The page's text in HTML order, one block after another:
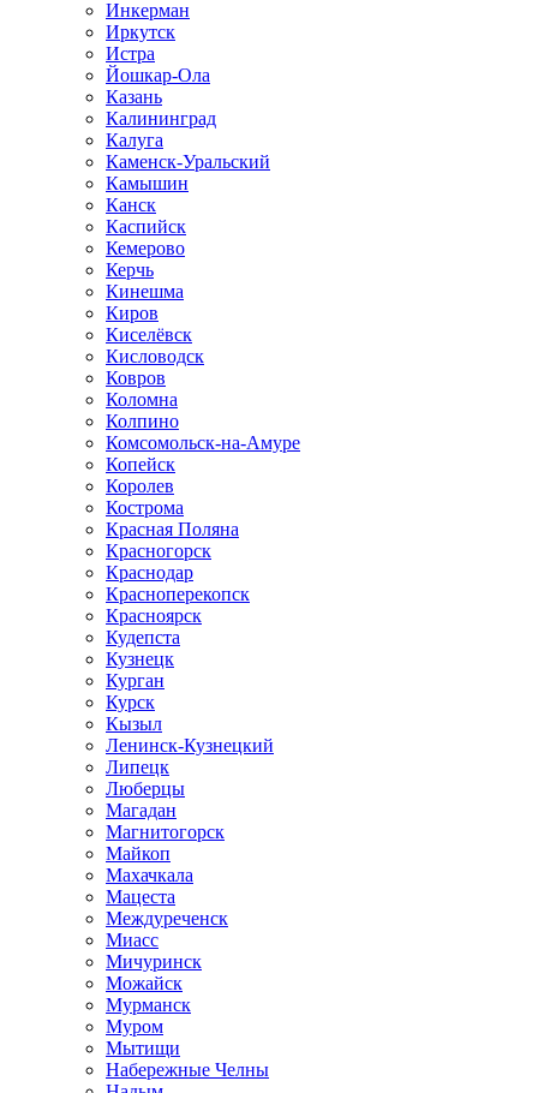
Инкерман
Иркутск
Истра
Йошкар-Ола
Казань
Калининград
Калуга
Каменск-Уральский
Камышин
Канск
Каспийск
Кемерово
Керчь
Кинешма
Киров
Киселёвск
Кисловодск
Ковров
Коломна
Колпино
Комсомольск-на-Амуре
Копейск
Королев
Кострома
Красная Поляна
Красногорск
Краснодар
Красноперекопск
Красноярск
Кудепста
Кузнецк
Курган
Курск
Кызыл
Ленинск-Кузнецкий
Липецк
Люберцы
Магадан
Магнитогорск
Майкоп
Махачкала
Мацеста
Междуреченск
Миасс
Мичуринск
Можайск
Мурманск
Муром
Мытищи
Набережные Челны